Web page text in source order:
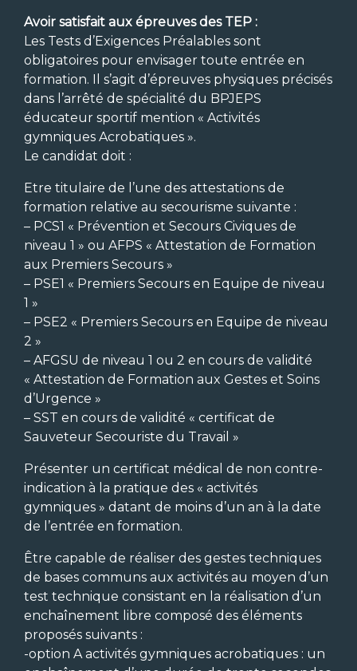
Avoir satisfait aux épreuves des TEP :
Les Tests d’Exigences Préalables sont
obligatoires pour envisager toute entrée en
formation. Il s’agit d’épreuves physiques précisés
dans l’arrêté de spécialité du BPJEPS
éducateur sportif mention « Activités
gymniques Acrobatiques ».
Le candidat doit :
Etre titulaire de l’une des attestations de
formation relative au secourisme suivante :
– PCS1 « Prévention et Secours Civiques de
niveau 1 » ou AFPS « Attestation de Formation
aux Premiers Secours »
– PSE1 « Premiers Secours en Equipe de niveau
1 »
– PSE2 « Premiers Secours en Equipe de niveau
2 »
– AFGSU de niveau 1 ou 2 en cours de validité
« Attestation de Formation aux Gestes et Soins
d’Urgence »
– SST en cours de validité « certificat de
Sauveteur Secouriste du Travail »
Présenter un certificat médical de non contre-
indication à la pratique des « activités
gymniques » datant de moins d’un an à la date
de l’entrée en formation.
Être capable de réaliser des gestes techniques
de bases communs aux activités au moyen d’un
test technique consistant en la réalisation d’un
enchaînement libre composé des éléments
proposés suivants :
-option A activités gymniques acrobatiques : un